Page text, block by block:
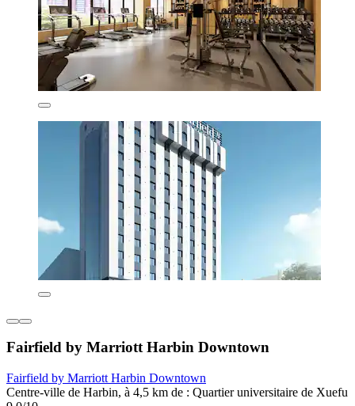
Fairfield by Marriott Harbin Downtown
Fairfield by Marriott Harbin Downtown
Centre-ville de Harbin, à 4,5 km de : Quartier universitaire de Xuefu